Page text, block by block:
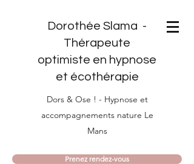
Dorothée Slama -
Thérapeute
optimiste en hypnose
et écothérapie
Dors & Ose ! - Hypnose et
accompagnements nature Le
Mans
Prenez rendez-vous